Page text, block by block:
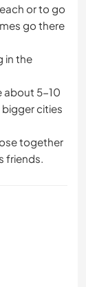
or to go
go there
in the
about 5-10
cities
together
friends.